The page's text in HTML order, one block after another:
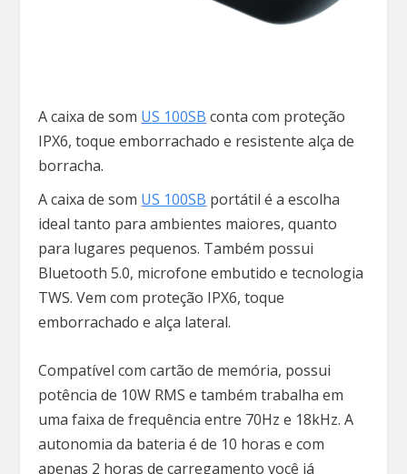
A caixa de som US 100SB conta com proteção
IPX6, toque emborrachado e resistente alça de
borracha.
A caixa de som US 100SB portátil é a escolha
ideal tanto para ambientes maiores, quanto
para lugares pequenos. Também possui
Bluetooth 5.0, microfone embutido e tecnologia
TWS. Vem com proteção IPX6, toque
emborrachado e alça lateral.
Compatível com cartão de memória, possui
potência de 10W RMS e também trabalha em
uma faixa de frequência entre 70Hz e 18kHz. A
autonomia da bateria é de 10 horas e com
apenas 2 horas de carregamento você já